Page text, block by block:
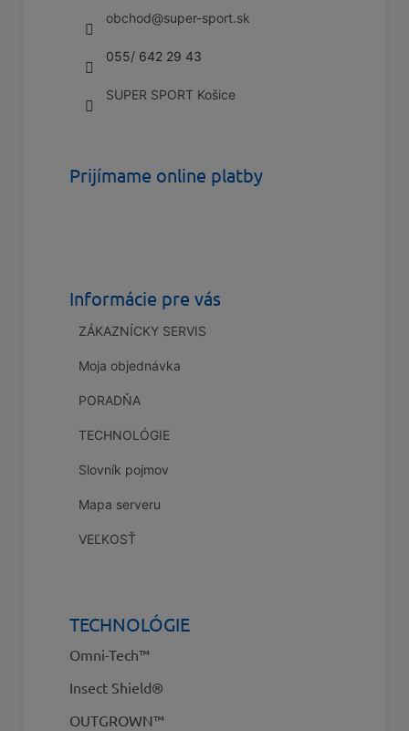
obchod@super-sport.sk
055/ 642 29 43
SUPER SPORT Košice
Prijímame online platby
Informácie pre vás
ZÁKAZNÍCKY SERVIS
Moja objednávka
PORADŇA
TECHNOLÓGIE
Slovník pojmov
Mapa serveru
VEĽKOSŤ
TECHNOLÓGIE
Omni-Tech™
Insect Shield®
OUTGROWN™